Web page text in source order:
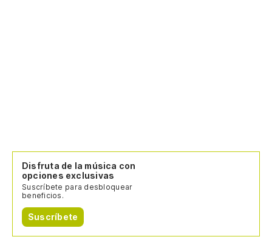
Disfruta de la música con
opciones exclusivas
Suscríbete para desbloquear
beneficios.
Suscríbete